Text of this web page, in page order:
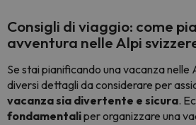
Consigli di viaggio: come
avventura nelle Alpi
Se stai pianificando una vacanza nelle
diversi dettagli da considerare per
vacanza sia divertente e sicura.
fondamentaliper organizzare una